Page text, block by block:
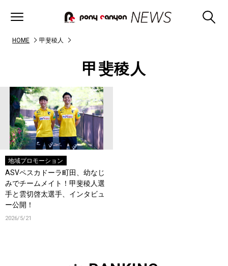
HOME 甲斐稜人
甲斐稜人
地域プロモーション
ASVペスカドーラ町田、幼なじ
みでチームメイト！甲斐稜人選
手と雲切啓太選手、インタビュ
ー公開！
2026/5/21